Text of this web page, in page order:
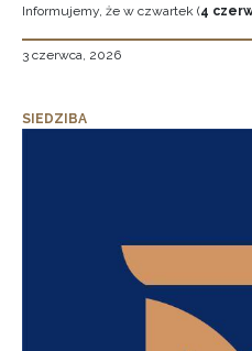
Informujemy, że w czwartek (4
3 czerwca, 2026
SIEDZIBA